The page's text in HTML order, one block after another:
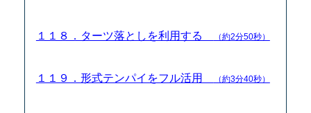
１１８．ターツ落としを利用する （約2分50秒）
１１９．形式テンパイをフル活用 （約3分40秒）